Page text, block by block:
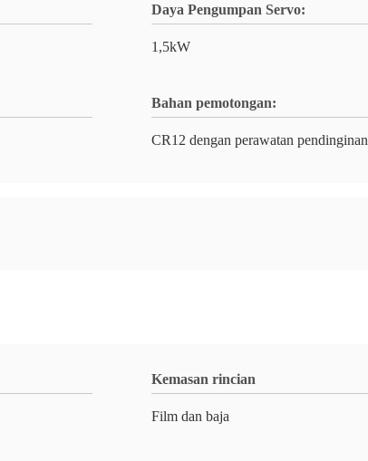
Daya Pengumpan Servo:
1,5kW
Bahan pemotongan:
CR12 dengan perawatan pendinginan
Kemasan rincian
Film dan baja